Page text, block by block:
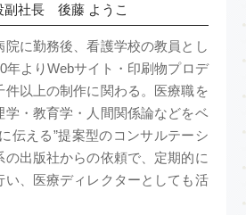
副社長 後藤 ようこ
院に勤務後、看護学校の教員とし
年よりWebサイト・印刷物プロデ
件以上の制作に関わる。医療職を
学・教育学・人間関係論などをベ
伝える”提案型のコンサルテーシ
の出版社からの依頼で、定期的に
い、医療ディレクターとしても活